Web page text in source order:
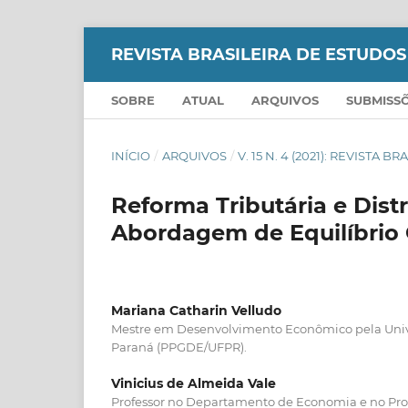
REVISTA BRASILEIRA DE
SOBRE ATUAL ARQUIVOS
INÍCIO / ARQUIVOS / V. 15 N. 4 (2021): REVISTA
Reforma Tributária e
Abordagem de Equilíbrio
Mariana Catharin Velludo
Mestre em Desenvolvimento Econômico pela
Paraná (PPGDE/UFPR).
Vinicius de Almeida Vale
Professor no Departamento de Economia e no